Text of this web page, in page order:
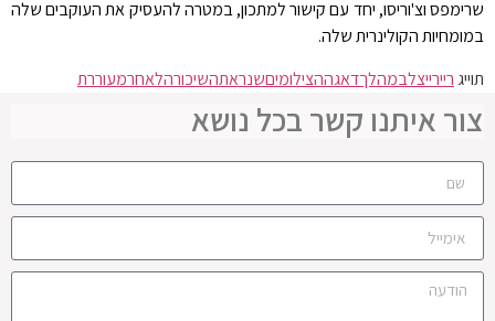
שרימפס וצ'וריסו, יחד עם קישור למתכון, במטרה להעסיק את העוקבים שלה
במומחיות הקולינרית שלה.
תוייג ריירייצלבמהלךדאגההצילומיםשנראתהשיכורהלאחרמעוררת
צור איתנו קשר בכל נושא